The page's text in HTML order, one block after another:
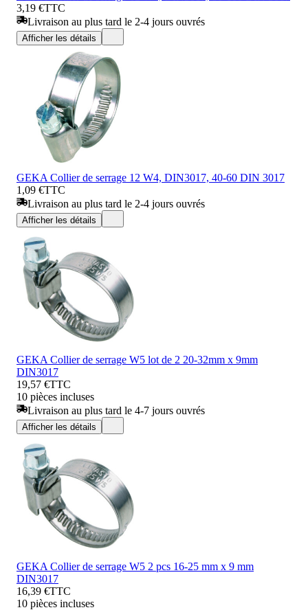
3,19 €TTC
Livraison au plus tard le 2-4 jours ouvrés
Afficher les détails
GEKA Collier de serrage 12 W4, DIN3017, 40-60 DIN 3017
1,09 €TTC
Livraison au plus tard le 2-4 jours ouvrés
Afficher les détails
GEKA Collier de serrage W5 lot de 2 20-32mm x 9mm
DIN3017
19,57 €TTC
10 pièces incluses
Livraison au plus tard le 4-7 jours ouvrés
Afficher les détails
GEKA Collier de serrage W5 2 pcs 16-25 mm x 9 mm
DIN3017
16,39 €TTC
10 pièces incluses